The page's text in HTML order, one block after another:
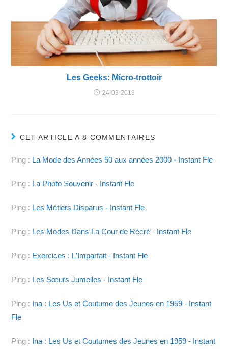
Les Geeks: Micro-trottoir
24-03-2018
CET ARTICLE A 8 COMMENTAIRES
Ping : La Mode des Années 50 aux années 2000 - Instant Fle
Ping : La Photo Souvenir - Instant Fle
Ping : Les Métiers Disparus - Instant Fle
Ping : Les Modes Dans La Cour de Récré - Instant Fle
Ping : Exercices : L'Imparfait - Instant Fle
Ping : Les Sœurs Jumelles - Instant Fle
Ping : Ina : Les Us et Coutume des Jeunes en 1959 - Instant
Fle
Ping : Ina : Les Us et Coutumes des Jeunes en 1959 - Instant